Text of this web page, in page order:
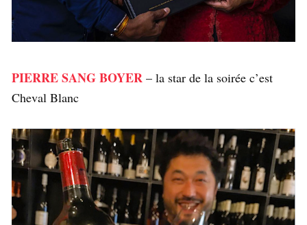
PIERRE SANG BOYER – la star de la soirée c’est
Cheval Blanc